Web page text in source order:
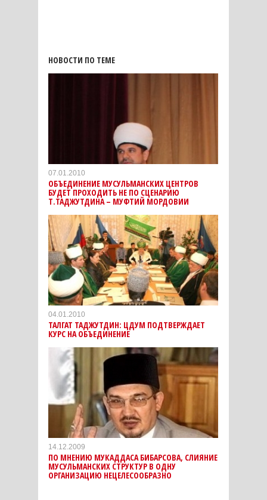
НОВОСТИ ПО ТЕМЕ
07.01.2010
ОБЪЕДИНЕНИЕ МУСУЛЬМАНСКИХ ЦЕНТРОВ
БУДЕТ ПРОХОДИТЬ НЕ ПО СЦЕНАРИЮ
Т.ТАДЖУТДИНА – МУФТИЙ МОРДОВИИ
04.01.2010
ТАЛГАТ ТАДЖУТДИН: ЦДУМ ПОДТВЕРЖДАЕТ
КУРС НА ОБЪЕДИНЕНИЕ
14.12.2009
ПО МНЕНИЮ МУКАДДАСА БИБАРСОВА, СЛИЯНИЕ
МУСУЛЬМАНСКИХ СТРУКТУР В ОДНУ
ОРГАНИЗАЦИЮ НЕЦЕЛЕСООБРАЗНО